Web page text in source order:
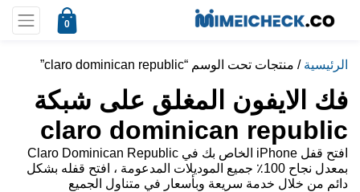
0
الرئيسية / منتجات تحت الوسم “claro dominican republic”
فك الايفون المغلق على شبكة
claro dominican republic
افتح قفل iPhone الخاص بك في Claro Dominican Republic
بمعدل نجاح 100٪ جميع الموديلات المدعومة ، افتح قفله بشكل
دائم من خلال خدمة سريعة وبأسعار في متناول الجميع